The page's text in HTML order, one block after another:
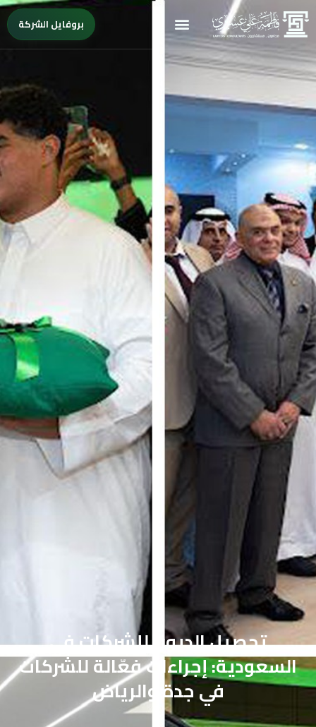
بروفايل الشركة
تحصيل الديون للشركات في
السعودية: إجراءات فعّالة للشركات
في جدة والرياض